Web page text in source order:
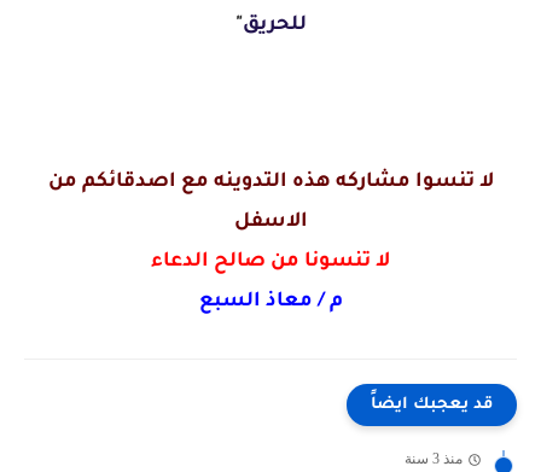
للحريق"
لا تنسوا مشاركه هذه التدوينه مع اصدقائكم من
الاسفل
لا تنسونا من صالح الدعاء
م / معاذ السبع
قد يعجبك ايضاً
منذ 3 سنة